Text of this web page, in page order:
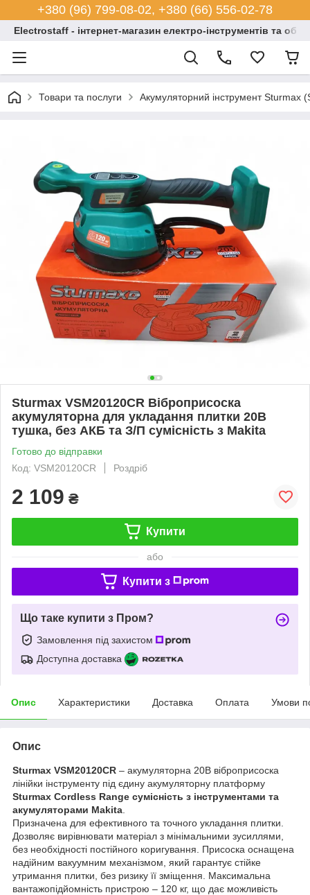
+380 (96) 799-08-02, +380 (66) 556-02-78
Electrostaff - інтернет-магазин електро-інструментів та
Товари та послуги Акумуляторний інструмент Sturmax
Sturmax VSM20120CR Віброприсоска
акумуляторна для укладання плитки 20В
тушка, без АКБ та З/П сумісність з Makita
Готово до відправки
Код: VSM20120CR
Роздріб
2 109 ₴
Купити
або
Купити з
Що таке купити з Пром?
Замовлення під захистом
Доступна доставка
Опис Характеристики Доставка Оплата Умови
Опис
Sturmax VSM20120CR – акумуляторна 20В віброприсоска
лінійки інструменту під єдину акумуляторну платформу
Sturmax Cordless Range сумісність з інструментами та
акумуляторами Makita
Призначена для ефективного та точного укладання плитки.
Дозволяє вирівнювати матеріал з мінімальними зусиллями,
без необхідності постійного коригування. Присоска оснащена
надійним вакуумним механізмом, який гарантує стійке
утримання плитки, без ризику її зміщення. Максимальна
вантажопідйомність пристрою – 120 кг, що дає можливість